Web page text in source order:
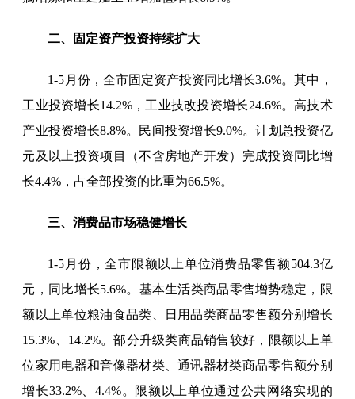
二、固定资产投资持续扩大
1-5月份，全市固定资产投资同比增长3.6%。其中，
工业投资增长14.2%，工业技改投资增长24.6%。高技术
产业投资增长8.8%。民间投资增长9.0%。计划总投资亿
元及以上投资项目（不含房地产开发）完成投资同比增
长4.4%，占全部投资的比重为66.5%。
三、消费品市场稳健增长
1-5月份，全市限额以上单位消费品零售额504.3亿
元，同比增长5.6%。基本生活类商品零售增势稳定，限
额以上单位粮油食品类、日用品类商品零售额分别增长
15.3%、14.2%。部分升级类商品销售较好，限额以上单
位家用电器和音像器材类、通讯器材类商品零售额分别
增长33.2%、4.4%。限额以上单位通过公共网络实现的